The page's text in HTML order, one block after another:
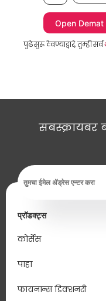
पुढे सुरू ठेवण्याद्वारे, तुम्ही सर्व
सबस्क्रायबर
ईमेल ॲड्रेस, आवश्यक
प्रॉडक्ट्स
कोर्सेस
पाहा
फायनान्स डिक्शनरी